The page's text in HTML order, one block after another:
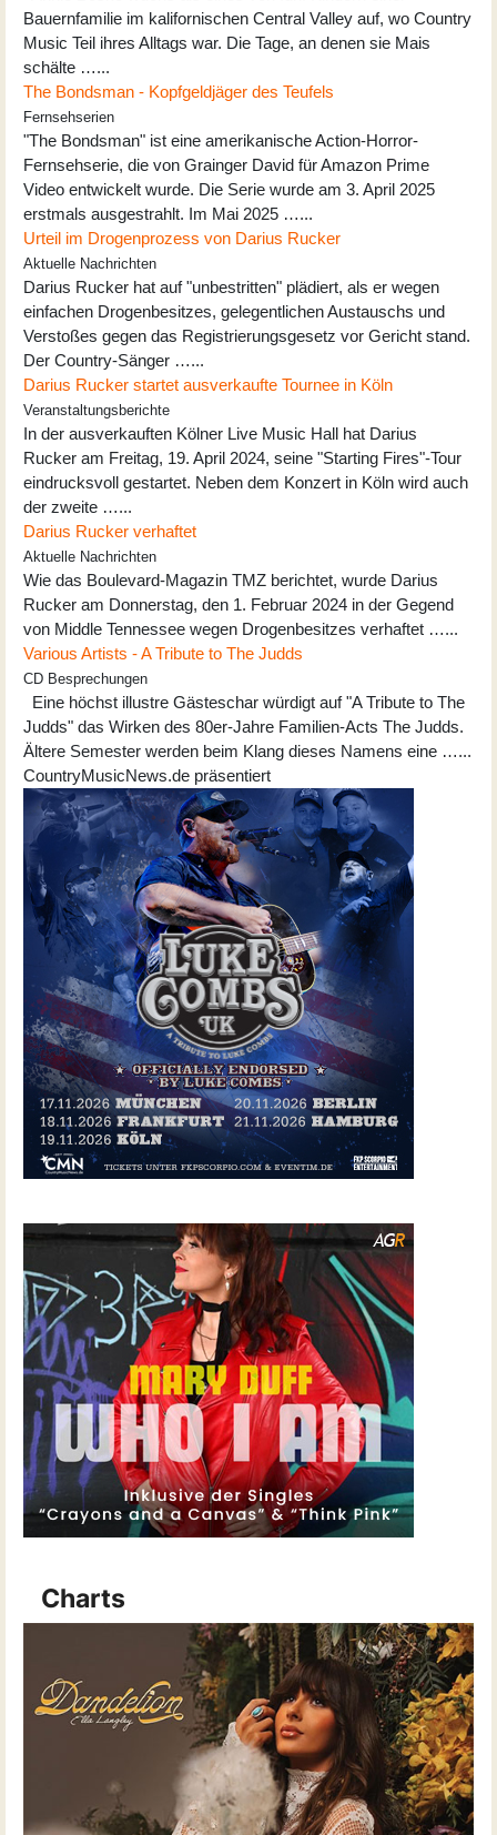
Bauernfamilie im kalifornischen Central Valley auf, wo Country
Music Teil ihres Alltags war. Die Tage, an denen sie Mais
schälte …...
The Bondsman - Kopfgeldjäger des Teufels
Fernsehserien
"The Bondsman" ist eine amerikanische Action-Horror-
Fernsehserie, die von Grainger David für Amazon Prime
Video entwickelt wurde. Die Serie wurde am 3. April 2025
erstmals ausgestrahlt. Im Mai 2025 …...
Urteil im Drogenprozess von Darius Rucker
Aktuelle Nachrichten
Darius Rucker hat auf "unbestritten" plädiert, als er wegen
einfachen Drogenbesitzes, gelegentlichen Austauschs und
Verstoßes gegen das Registrierungsgesetz vor Gericht stand.
Der Country-Sänger …...
Darius Rucker startet ausverkaufte Tournee in Köln
Veranstaltungsberichte
In der ausverkauften Kölner Live Music Hall hat Darius
Rucker am Freitag, 19. April 2024, seine "Starting Fires"-Tour
eindrucksvoll gestartet. Neben dem Konzert in Köln wird auch
der zweite …...
Darius Rucker verhaftet
Aktuelle Nachrichten
Wie das Boulevard-Magazin TMZ berichtet, wurde Darius
Rucker am Donnerstag, den 1. Februar 2024 in der Gegend
von Middle Tennessee wegen Drogenbesitzes verhaftet …...
Various Artists - A Tribute to The Judds
CD Besprechungen
Eine höchst illustre Gästeschar würdigt auf "A Tribute to The
Judds" das Wirken des 80er-Jahre Familien-Acts The Judds.
Ältere Semester werden beim Klang dieses Namens eine …...
CountryMusicNews.de präsentiert
Charts